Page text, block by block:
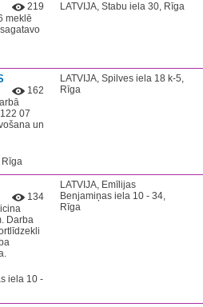
219
meklē
LATVIJA, Stabu iela 30, Rīga
162
07
un
Rīga
LATVIJA, Spilves iela 18 k-5,
Rīga
134
Darba
iela 10 -
LATVIJA, Emīlijas
Benjamiņas iela 10 - 34,
Rīga